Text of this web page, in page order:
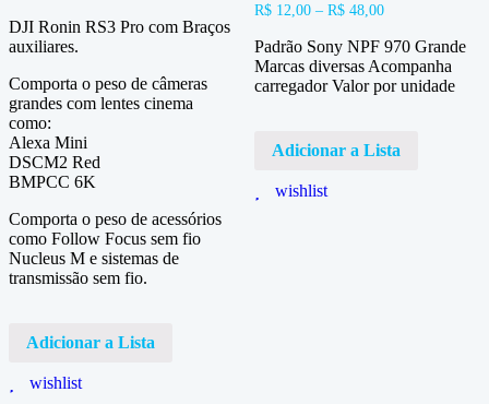
DJI Ronin RS3 Pro com Braços
auxiliares.
Comporta o peso de câmeras
grandes com lentes cinema
como:
Alexa Mini
DSCM2 Red
BMPCC 6K
Comporta o peso de acessórios
como Follow Focus sem fio
Nucleus M e sistemas de
transmissão sem fio.
Adicionar a Lista
wishlist
R$12,00– R$48,00
Padrão Sony NPF 970 Grande
Marcas diversas Acompanha
carregador Valor por unidade
Adicionar a Lista
wishlist